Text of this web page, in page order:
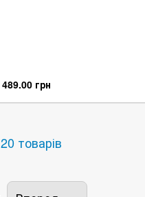
489.00 грн
товарів